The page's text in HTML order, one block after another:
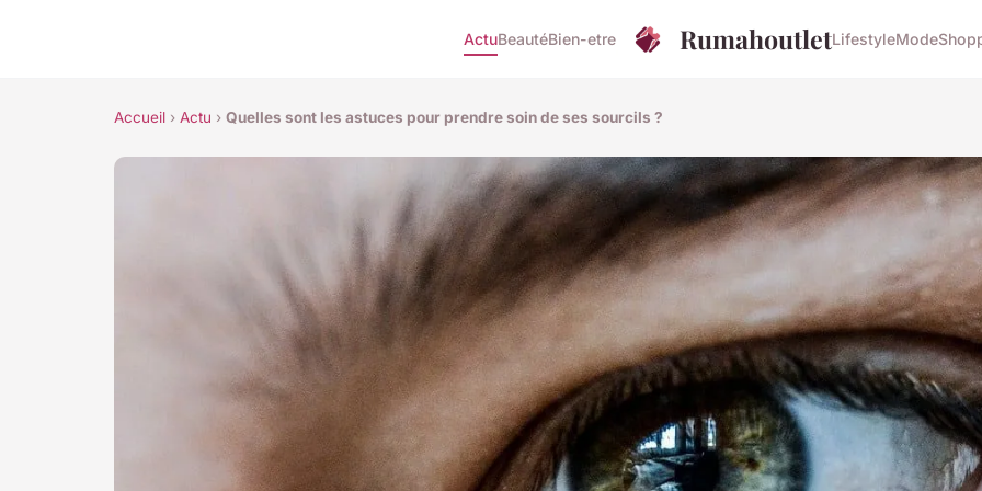
ActuBeautéBien-etre RumahoutletLifestyleMode
Accueil › Actu › Quelles sont les astuces pour prendre soin de ses sourcils ?